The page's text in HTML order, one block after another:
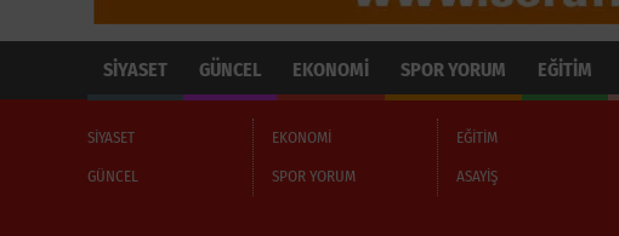
SİYASET GÜNCEL EKONOMİ SPOR YORUM EĞİTİM
SİYASET
GÜNCEL
EKONOMİ
SPOR YORUM
EĞİTİM
ASAYİŞ